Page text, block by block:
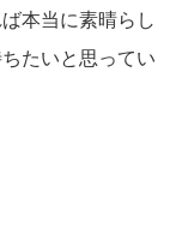
本当に素晴らし
たいと思ってい